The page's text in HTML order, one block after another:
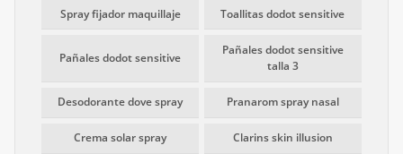
Spray fijador maquillaje Toallitas dodot sensitive
Pañales dodot sensitive
Pañales dodot sensitive
talla 3
Desodorante dove spray Pranarom spray nasal
Crema solar spray Clarins skin illusion